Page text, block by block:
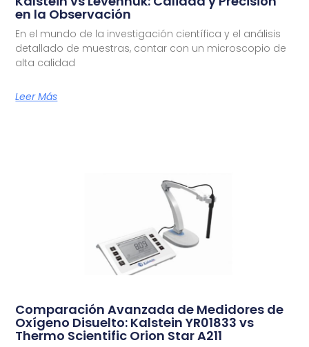
en la Observación
En el mundo de la investigación científica y el análisis
detallado de muestras, contar con un microscopio de
alta calidad
Leer Más
Comparación Avanzada de Medidores de
Oxígeno Disuelto: Kalstein YR01833 vs
Thermo Scientific Orion Star A211